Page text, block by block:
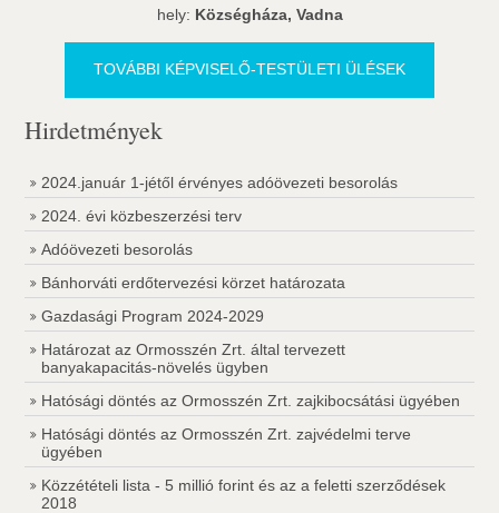
hely: Községháza, Vadna
TOVÁBBI KÉPVISELŐ-TESTÜLETI ÜLÉSEK
Hirdetmények
2024.január 1-jétől érvényes adóövezeti besorolás
2024. évi közbeszerzési terv
Adóövezeti besorolás
Bánhorváti erdőtervezési körzet határozata
Gazdasági Program 2024-2029
Határozat az Ormosszén Zrt. által tervezett
banyakapacitás-növelés ügyben
Hatósági döntés az Ormosszén Zrt. zajkibocsátási ügyében
Hatósági döntés az Ormosszén Zrt. zajvédelmi terve
ügyében
Közzétételi lista - 5 millió forint és az a feletti szerződések
2018